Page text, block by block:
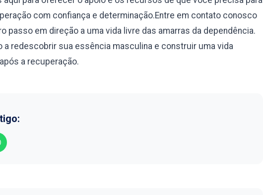
com confiança e determinação.Entre em contato conosco
passo em direção a uma vida livre das amarras da dependência.
a redescobrir sua essência masculina e construir uma vida
a recuperação.